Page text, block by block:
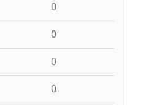
0
0
0
0